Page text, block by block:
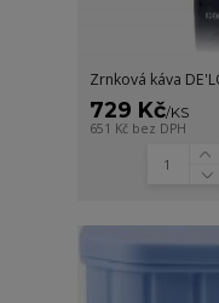
Zrnková káva
729 Kč/KS
651 Kč bez DPH